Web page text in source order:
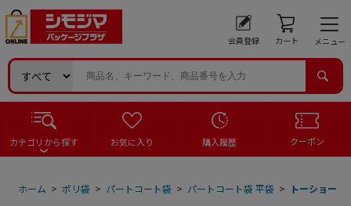
会員登録 カート メニュー
カテゴリから探す お気に入り 購入履歴 クーポン
ホーム > ポリ袋 > パートコート袋 > パートコート袋 平袋 > トーショー